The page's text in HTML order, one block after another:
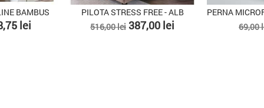
leiPret
51,75 lei
PERNĂ CU GEL VISCOGEL, 60X40X15CM, ALB
Pret
327,00 leiPret
245,25 lei